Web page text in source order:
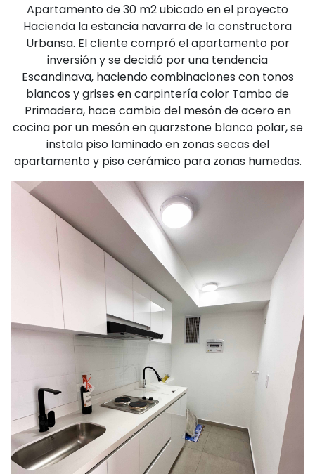
Apartamento de 30 m2 ubicado en el proyecto
Hacienda la estancia navarra de la constructora
Urbansa. El cliente compró el apartamento por
inversión y se decidió por una tendencia
Escandinava, haciendo combinaciones con tonos
blancos y grises en carpintería color Tambo de
Primadera, hace cambio del mesón de acero en
cocina por un mesón en quarzstone blanco polar, se
instala piso laminado en zonas secas del
apartamento y piso cerámico para zonas humedas.